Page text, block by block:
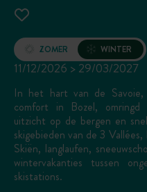
Opening
11/12/2026 > 29/03/2027
ZOMER WINTER
In het hart van de
comfort in Bozel, omringd
uitzicht op de bergen en
skigebieden van de 3
Skiën, langlaufen,
wintervakanties tussen
skistations.